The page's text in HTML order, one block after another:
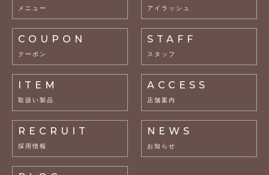
メニュー アイラッシュ
COUPON
クーポン
STAFF
スタッフ
ITEM
取扱い製品
ACCESS
店舗案内
RECRUIT
採用情報
NEWS
お知らせ